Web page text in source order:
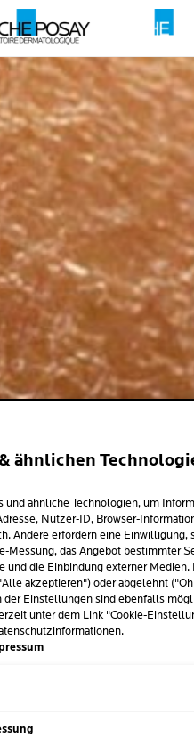
Inhaltsstoffe enthalten,
Spannungsgefühl
die nicht abgespült
ähnlichen
und ähnliche Technologien, um
Nutzer-ID, Browser-
Andere erfordern eine Einwilligung,
Messung, das Angebot bestimmter
und die Einbindung externer
akzeptieren") oder abgelehnt
Einstellungen sind ebenfalls
unter dem Link "Cookie-